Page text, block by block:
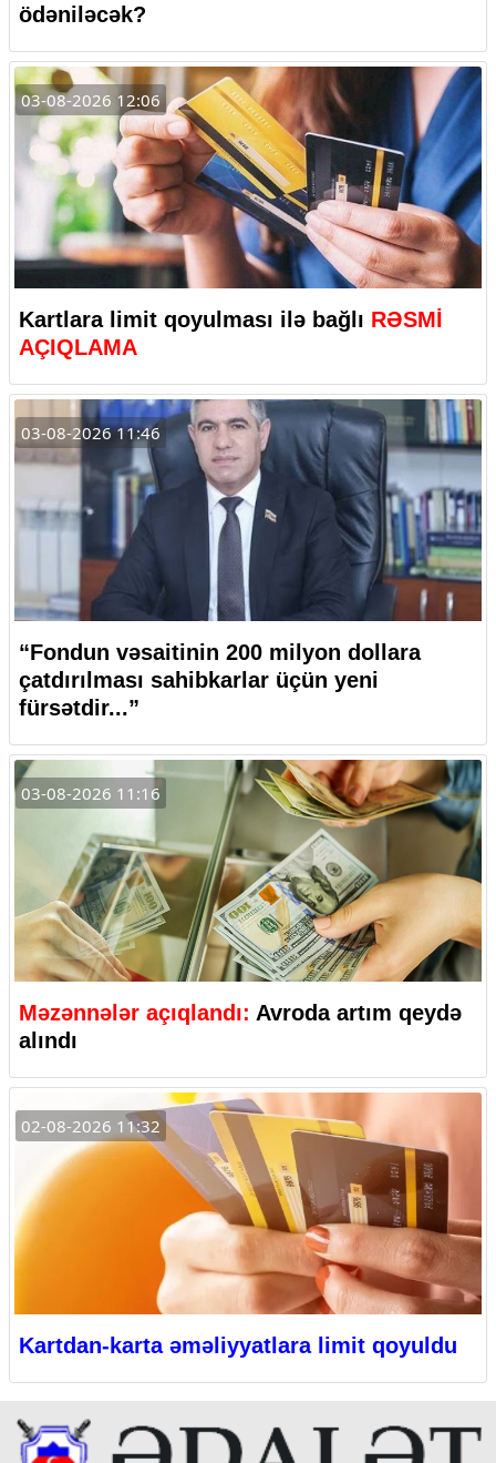
ödəniləcək?
03-08-2026 12:06
Kartlara limit qoyulması ilə bağlı RƏSMİ
AÇIQLAMA
03-08-2026 11:46
“Fondun vəsaitinin 200 milyon dollara
çatdırılması sahibkarlar üçün yeni
fürsətdir...”
03-08-2026 11:16
Məzənnələr açıqlandı: Avroda artım qeydə
alındı
02-08-2026 11:32
Kartdan-karta əməliyyatlara limit qoyuldu